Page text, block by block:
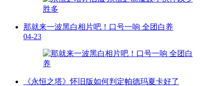
那就来一波黑白相片吧！口号一响 全团白养
04-23
《永恒之塔》怀旧版如何判定帕德玛夏卡好了